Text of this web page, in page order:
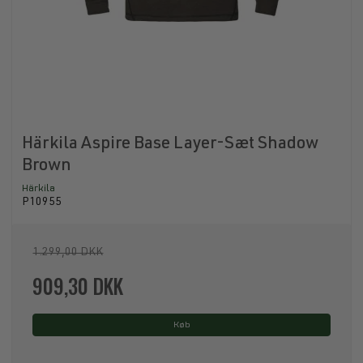
Härkila Aspire Base Layer-Sæt Shadow
Brown
Härkila
P10955
1.299,00 DKK
909,30 DKK
Køb